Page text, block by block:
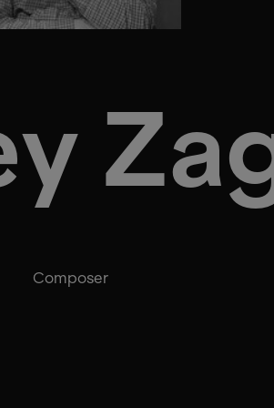
Composer